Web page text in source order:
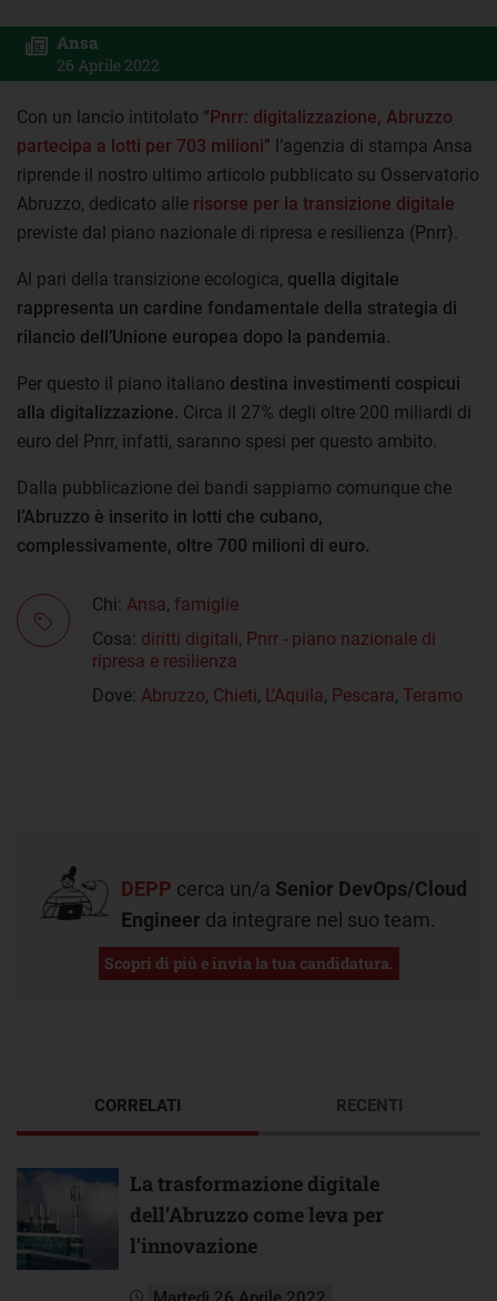
Ansa
26 Aprile 2022
Con un lancio intitolato “Pnrr: digitalizzazione, Abruzzo
partecipa a lotti per 703 milioni” l’agenzia di stampa Ansa
riprende il nostro ultimo articolo pubblicato su Osservatorio
Abruzzo, dedicato alle risorse per la transizione digitale
previste dal piano nazionale di ripresa e resilienza (Pnrr).
Al pari della transizione ecologica, quella digitale
rappresenta un cardine fondamentale della strategia di
rilancio dell’Unione europea dopo la pandemia.
Per questo il piano italiano destina investimenti cospicui
alla digitalizzazione. Circa il 27% degli oltre 200 miliardi di
euro del Pnrr, infatti, saranno spesi per questo ambito.
Dalla pubblicazione dei bandi sappiamo comunque che
l’Abruzzo è inserito in lotti che cubano,
complessivamente, oltre 700 milioni di euro.
Chi: Ansa, famiglie
Cosa: diritti digitali, Pnrr - piano nazionale di
ripresa e resilienza
Dove: Abruzzo, Chieti, L'Aquila, Pescara, Teramo
DEPP cerca un/a Senior DevOps/Cloud
Engineer da integrare nel suo team.
Scopri di più e invia la tua candidatura.
CORRELATI
La trasformazione digitale
dell’Abruzzo come leva per
l’innovazione
RECENTI